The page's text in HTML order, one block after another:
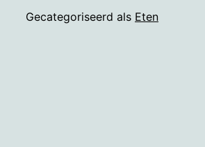
Gecategoriseerd als Eten